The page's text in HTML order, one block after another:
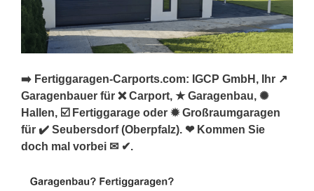
➡️ Fertiggaragen-Carports.com: IGCP GmbH, Ihr ↗️
Garagenbauer für ❌ Carport, ★ Garagenbau, ✺
Hallen, ☑️ Fertiggarage oder ✹ Großraumgaragen
für ✔️ Seubersdorf (Oberpfalz). ❤ Kommen Sie
doch mal vorbei ✉ ✔.